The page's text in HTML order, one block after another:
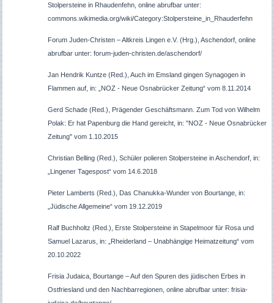
Stolpersteine in Rhaudenfehn, online abrufbar unter:
commons.wikimedia.org/wiki/Category:Stolpersteine_in_Rhauderfehn
Forum Juden-Christen – Altkreis Lingen e.V. (Hrg.), Aschendorf, online
abrufbar unter: forum-juden-christen.de/aschendorf/
Jan Hendrik Kuntze (Red.), Auch im Emsland gingen Synagogen in
Flammen auf, in: „NOZ - Neue Osnabrücker Zeitung“ vom 8.11.2014
Gerd Schade (Red.), Prägender Geschäftsmann. Zum Tod von Wilhelm
Polak: Er hat Papenburg die Hand gereicht, in: "NOZ - Neue Osnabrücker
Zeitung" vom 1.10.2015
Christian Belling (Red.), Schüler polieren Stolpersteine in Aschendorf, in:
„Lingener Tagespost“ vom 14.6.2018
Pieter Lamberts (Red.), Das Chanukka-Wunder von Bourtange, in:
„Jüdische Allgemeine“ vom 19.12.2019
Ralf Buchholtz (Red.), Erste Stolpersteine in Stapelmoor für Rosa und
Samuel Lazarus, in: „Rheiderland – Unabhängige Heimatzeitung“ vom
20.10.2022
Frisia Judaica, Bourtange – Auf den Spuren des jüdischen Erbes in
Ostfriesland und den Nachbarregionen, online abrufbar unter: frisia-